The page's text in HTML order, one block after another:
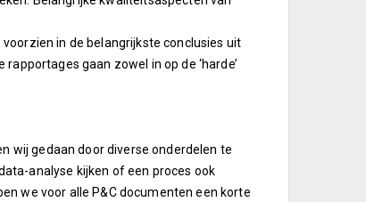
in de belangrijkste conclusies uit
gaan zowel in op de ‘harde’
wij gedaan door diverse onderdelen te
analyse kijken of een proces ook
we voor alle P&C documenten een korte